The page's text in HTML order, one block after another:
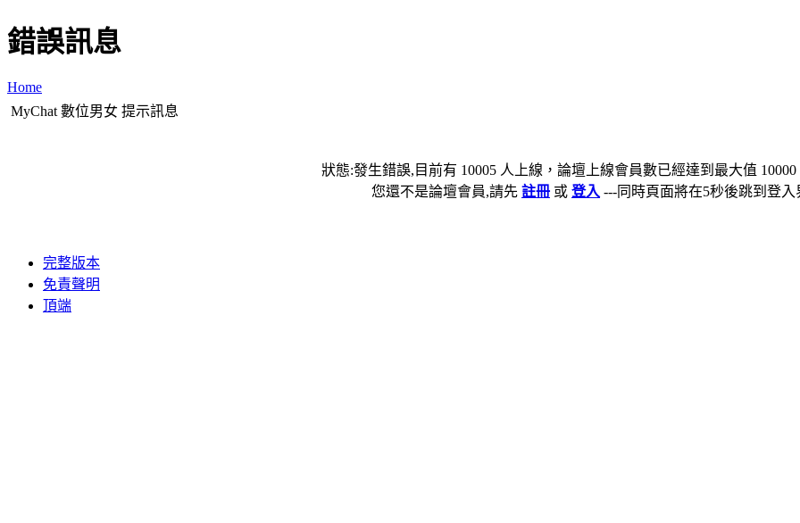
錯誤訊息
Home
MyChat 數位男女 提示訊息
狀態:發生錯誤,目前有 10005 人上線，論壇上線會員數已經達到最大值
您還不是論壇會員,請先 註冊 或 登入 ---同時頁面將在5秒後跳到登入
完整版本
免責聲明
頂端